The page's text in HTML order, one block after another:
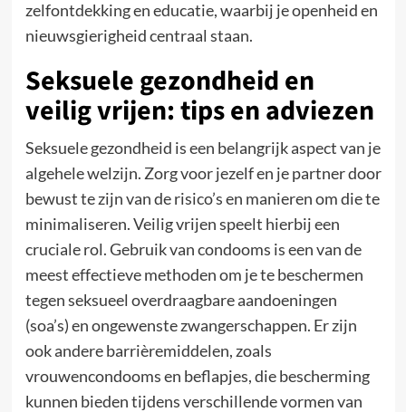
zelfontdekking en educatie, waarbij je openheid en
nieuwsgierigheid centraal staan.
Seksuele gezondheid en
veilig vrijen: tips en adviezen
Seksuele gezondheid is een belangrijk aspect van je
algehele welzijn. Zorg voor jezelf en je partner door
bewust te zijn van de risico’s en manieren om die te
minimaliseren. Veilig vrijen speelt hierbij een
cruciale rol. Gebruik van condooms is een van de
meest effectieve methoden om je te beschermen
tegen seksueel overdraagbare aandoeningen
(soa’s) en ongewenste zwangerschappen. Er zijn
ook andere barrièremiddelen, zoals
vrouwencondooms en beflapjes, die bescherming
kunnen bieden tijdens verschillende vormen van